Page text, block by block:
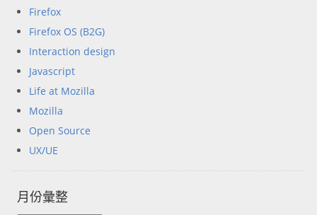
Firefox
Firefox OS (B2G)
Interaction design
Javascript
Life at Mozilla
Mozilla
Open Source
UX/UE
月份彙整